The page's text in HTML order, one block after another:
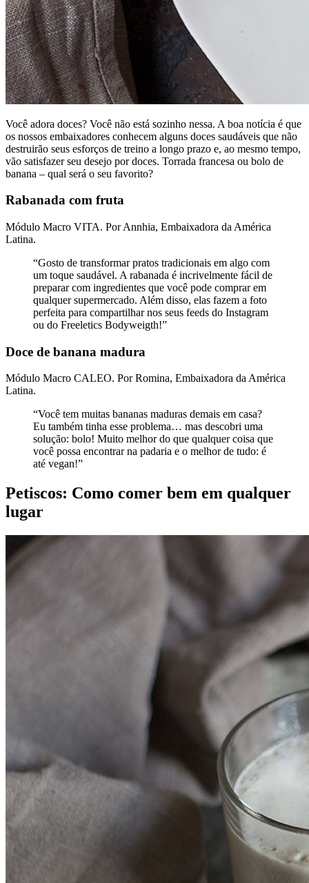
Você adora doces? Você não está sozinho nessa. A boa notícia é que
os nossos embaixadores conhecem alguns doces saudáveis ​​que não
destruirão seus esforços de treino a longo prazo e, ao mesmo tempo,
vão satisfazer seu desejo por doces. Torrada francesa ou bolo de
banana – qual será o seu favorito?
Rabanada com fruta
Módulo Macro VITA. Por Annhia, Embaixadora da América
Latina.
“Gosto de transformar pratos tradicionais em algo com
um toque saudável. A rabanada é incrivelmente fácil de
preparar com ingredientes que você pode comprar em
qualquer supermercado. Além disso, elas fazem a foto
perfeita para compartilhar nos seus feeds do Instagram
ou do Freeletics Bodyweigth!”
Doce de banana madura
Módulo Macro CALEO. Por Romina, Embaixadora da América
Latina.
“Você tem muitas bananas maduras demais em casa?
Eu também tinha esse problema… mas descobri uma
solução: bolo! Muito melhor do que qualquer coisa que
você possa encontrar na padaria e o melhor de tudo: é
até vegan!”
Petiscos: Como comer bem em qualquer
lugar